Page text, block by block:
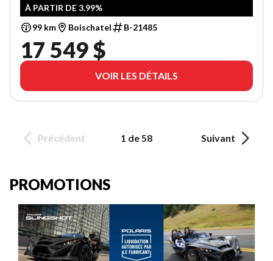
À PARTIR DE 3.99%
99 km
Boischatel B-21485
17 549 $
VOIR LES DÉTAILS
Précédent 1 de 58 Suivant
PROMOTIONS